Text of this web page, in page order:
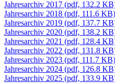
Jahresarchiv 2017 (pdf, 132.2
Jahresarchiv 2018 (pdf, 111.6 KB)
Jahresarchiv 2019 (pdf, 137.7
Jahresarchiv 2020 (pdf, 138.2
Jahresarchiv 2021 (pdf, 128.4
Jahresarchiv 2022 (pdf, 131.8
Jahresarchiv 2023 (pdf, 111.7 KB)
Jahresarchiv 2024 (pdf, 126.8
Jahresarchiv 2025 (pdf, 133.9